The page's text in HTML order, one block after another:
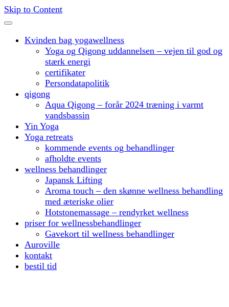
Skip to Content
Kvinden bag yogawellness
Yoga og Qigong uddannelsen – vejen til god og
stærk energi
certifikater
Persondatapolitik
qigong
Aqua Qigong – forår 2024 træning i varmt
vandsbassin
Yin Yoga
Yoga retreats
kommende events og behandlinger
afholdte events
wellness behandlinger
Japansk Lifting
Aroma touch – den skønne wellness behandling
med æteriske olier
Hotstonemassage – rendyrket wellness
priser for wellnessbehandlinger
Gavekort til wellness behandlinger
Auroville
kontakt
bestil tid